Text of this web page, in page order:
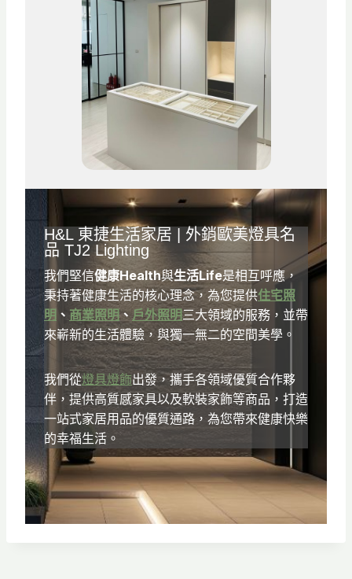
H&L 東捷生活家居 | 外銷歐美燈具名
品 TJ2 Lighting
我們堅信健康Health與生活Life是相互呼應，
秉持著健康生活的核心理念，為您提供住宅照
明 、 商業照明、戶外照明三大領域的服務，並帶
來嶄新的生活體驗，與獨一無二的空間美學。
我們從燈具燈飾出發，攜手各領域優質合作夥
伴，提供高質感家具以及軟裝家飾等商品，打造
一站式家居用品的優質通路，為您帶來健康快樂
的幸福生活。